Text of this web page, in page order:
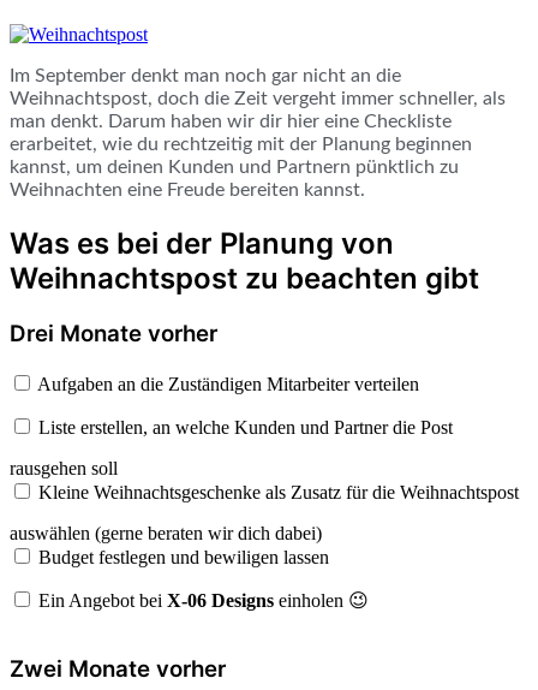
Im September denkt man noch gar nicht an die
Weihnachtspost, doch die Zeit vergeht immer schneller, als
man denkt. Darum haben wir dir hier eine Checkliste
erarbeitet, wie du rechtzeitig mit der Planung beginnen
kannst, um deinen Kunden und Partnern pünktlich zu
Weihnachten eine Freude bereiten kannst.
Was es bei der Planung von
Weihnachtspost zu beachten gibt
Drei Monate vorher
Aufgaben an die Zuständigen Mitarbeiter verteilen
Liste erstellen, an welche Kunden und Partner die Post
rausgehen soll
Kleine Weihnachtsgeschenke als Zusatz für die Weihnachtspost
auswählen (gerne beraten wir dich dabei)
Budget festlegen und bewiligen lassen
Ein Angebot bei X-06 Designs einholen 😉
Zwei Monate vorher